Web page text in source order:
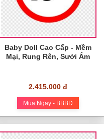
Baby Doll Cao Cấp - Mềm
Mại, Rung Rên, Sưởi Ấm
2.415.000 đ
Mua Ngay - BBBD